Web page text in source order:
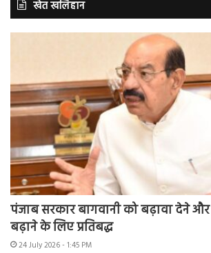
खेत खलिहान
पंजाब सरकार बागवानी को बढ़ावा देने
बढ़ाने के लिए प्रतिबद्ध
24 July 2026 - 1:45 PM